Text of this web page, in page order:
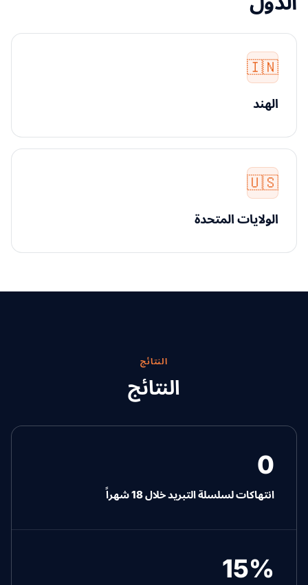
🇮🇳
الهند
🇺🇸
الولايات المتحدة
النتائج
النتائج
0
انتهاكات لسلسلة التبريد خلال 18 شهراً
15%